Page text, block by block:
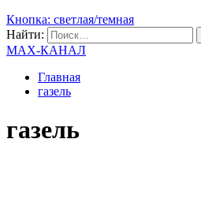
Кнопка: светлая/темная
Найти:
MAX-КАНАЛ
Главная
газель
газель